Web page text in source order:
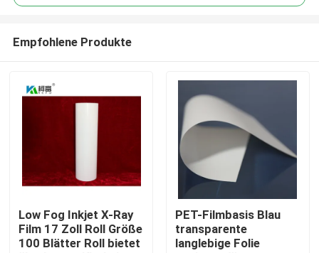
Empfohlene Produkte
Low Fog Inkjet X-Ray
Film 17 Zoll Roll Größe
100 Blätter Roll bietet
PET-Filmbasis Blau
transparente
langlebige Folie